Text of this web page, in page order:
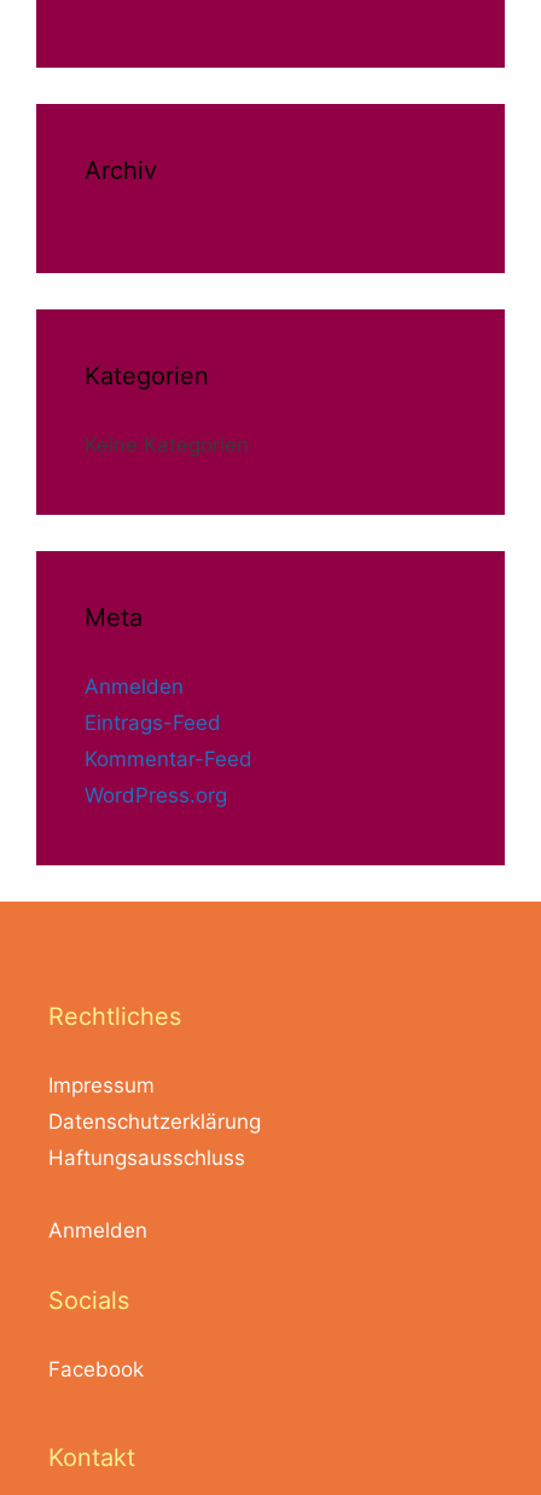
Archiv
Kategorien
Keine Kategorien
Meta
Anmelden
Eintrags-Feed
Kommentar-Feed
WordPress.org
Rechtliches
Impressum
Datenschutzerklärung
Haftungsausschluss
Anmelden
Socials
Facebook
Kontakt